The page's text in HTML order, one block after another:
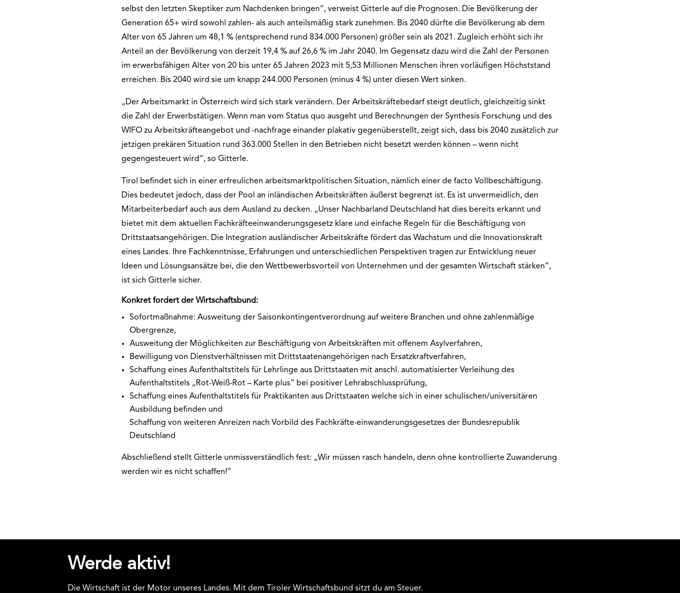
selbst den letzten Skeptiker zum Nachdenken bringen“, verweist Gitterle auf die Prognosen. Die Bevölkerung der
Generation 65+ wird sowohl zahlen- als auch anteilsmäßig stark zunehmen. Bis 2040 dürfte die Bevölkerung ab dem
Alter von 65 Jahren um 48,1 % (entsprechend rund 834.000 Personen) größer sein als 2021. Zugleich erhöht sich ihr
Anteil an der Bevölkerung von derzeit 19,4 % auf 26,6 % im Jahr 2040. Im Gegensatz dazu wird die Zahl der Personen
im erwerbsfähigen Alter von 20 bis unter 65 Jahren 2023 mit 5,53 Millionen Menschen ihren vorläufigen Höchststand
erreichen. Bis 2040 wird sie um knapp 244.000 Personen (minus 4 %) unter diesen Wert sinken.
„Der Arbeitsmarkt in Österreich wird sich stark verändern. Der Arbeitskräftebedarf steigt deutlich, gleichzeitig sinkt
die Zahl der Erwerbstätigen. Wenn man vom Status quo ausgeht und Berechnungen der Synthesis Forschung und des
WIFO zu Arbeitskräfteangebot und -nachfrage einander plakativ gegenüberstellt, zeigt sich, dass bis 2040 zusätzlich zur
jetzigen prekären Situation rund 363.000 Stellen in den Betrieben nicht besetzt werden können – wenn nicht
gegengesteuert wird“, so Gitterle.
Tirol befindet sich in einer erfreulichen arbeitsmarktpolitischen Situation, nämlich einer de facto Vollbeschäftigung.
Dies bedeutet jedoch, dass der Pool an inländischen Arbeitskräften äußerst begrenzt ist. Es ist unvermeidlich, den
Mitarbeiterbedarf auch aus dem Ausland zu decken. „Unser Nachbarland Deutschland hat dies bereits erkannt und
bietet mit dem aktuellen Fachkräfteeinwanderungsgesetz klare und einfache Regeln für die Beschäftigung von
Drittstaatsangehörigen. Die Integration ausländischer Arbeitskräfte fördert das Wachstum und die Innovationskraft
eines Landes. Ihre Fachkenntnisse, Erfahrungen und unterschiedlichen Perspektiven tragen zur Entwicklung neuer
Ideen und Lösungsansätze bei, die den Wettbewerbsvorteil von Unternehmen und der gesamten Wirtschaft stärken“,
ist sich Gitterle sicher.
Konkret fordert der Wirtschaftsbund:
Sofortmaßnahme: Ausweitung der Saisonkontingentverordnung auf weitere Branchen und ohne zahlenmäßige
Obergrenze,
Ausweitung der Möglichkeiten zur Beschäftigung von Arbeitskräften mit offenem Asylverfahren,
Bewilligung von Dienstverhältnissen mit Drittstaatenangehörigen nach Ersatzkraftverfahren,
Schaffung eines Aufenthaltstitels für Lehrlinge aus Drittstaaten mit anschl. automatisierter Verleihung des
Aufenthaltstitels „Rot-Weiß-Rot – Karte plus“ bei positiver Lehrabschlussprüfung,
Schaffung eines Aufenthaltstitels für Praktikanten aus Drittstaaten welche sich in einer schulischen/universitären
Ausbildung befinden und
Schaffung von weiteren Anreizen nach Vorbild des Fachkräfte-einwanderungsgesetzes der Bundesrepublik
Deutschland
Abschließend stellt Gitterle unmissverständlich fest: „Wir müssen rasch handeln, denn ohne kontrollierte Zuwanderung
werden wir es nicht schaffen!“
Werde aktiv!
Die Wirtschaft ist der Motor unseres Landes. Mit dem Tiroler Wirtschaftsbund sitzt du am Steuer.